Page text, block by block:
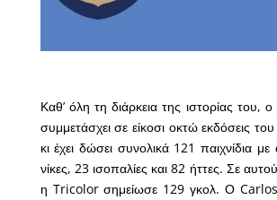
Καθ’ όλη τη διάρκεια της ιστορίας του, ο
συμμετάσχει σε είκοσι οκτώ εκδόσεις
κι έχει δώσει συνολικά 121 παιχνίδια
νίκες, 23 ισοπαλίες και 82 ήττες. Σε
η Tricolor σημείωσε 129 γκολ. Ο